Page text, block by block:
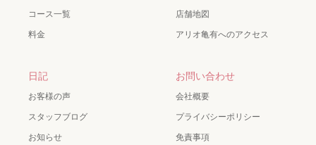
コース一覧
料金
店舗地図
アリオ亀有へのアクセス
日記
お客様の声
スタッフブログ
お知らせ
お問い合わせ
会社概要
プライバシーポリシー
免責事項